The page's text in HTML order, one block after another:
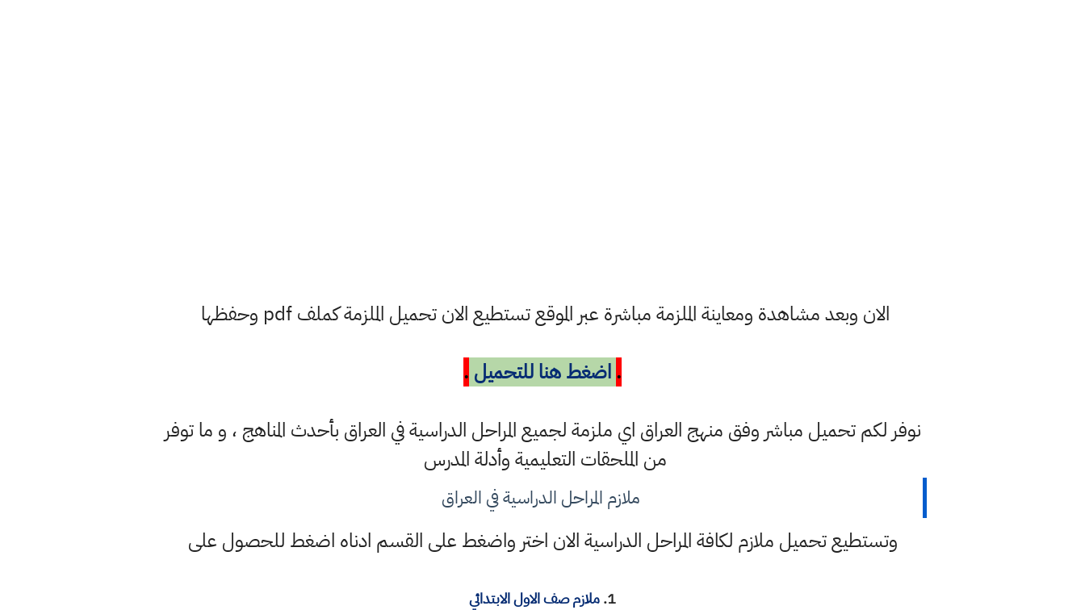
الان وبعد مشاهدة ومعاينة الملزمة مباشرة عبر الموقع تستطيع الان تحميل الملزمة كملف pdf وحفظها
.اضغطهناللتحميل .
نوفر لكم تحميل مباشر وفق منهج العراق اي ملزمة لجميع المراحل الدراسية في العراق بأحدث المناهج ، و ما توفر
من الملحقات التعليمية وأدلة المدرس
ملازم المراحل الدراسية في العراق
وتستطيع تحميل ملازم لكافة المراحل الدراسية الان اختر واضغط على القسم ادناه اضغط للحصول على
1. ملازم صف الاول الابتدائي